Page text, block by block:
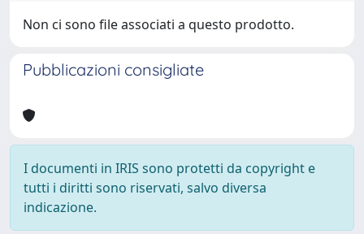
Non ci sono file associati a questo prodotto.
Pubblicazioni consigliate
I documenti in IRIS sono protetti da copyright e
tutti i diritti sono riservati, salvo diversa
indicazione.